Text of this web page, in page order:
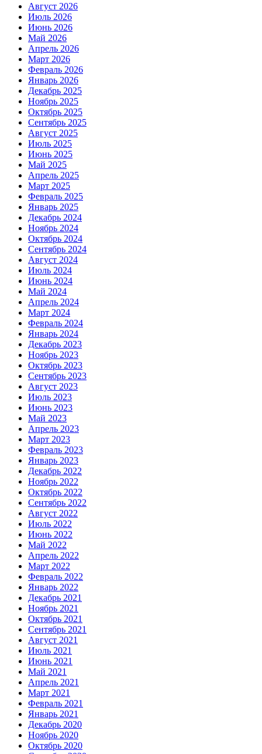
Август 2026
Июль 2026
Июнь 2026
Май 2026
Апрель 2026
Март 2026
Февраль 2026
Январь 2026
Декабрь 2025
Ноябрь 2025
Октябрь 2025
Сентябрь 2025
Август 2025
Июль 2025
Июнь 2025
Май 2025
Апрель 2025
Март 2025
Февраль 2025
Январь 2025
Декабрь 2024
Ноябрь 2024
Октябрь 2024
Сентябрь 2024
Август 2024
Июль 2024
Июнь 2024
Май 2024
Апрель 2024
Март 2024
Февраль 2024
Январь 2024
Декабрь 2023
Ноябрь 2023
Октябрь 2023
Сентябрь 2023
Август 2023
Июль 2023
Июнь 2023
Май 2023
Апрель 2023
Март 2023
Февраль 2023
Январь 2023
Декабрь 2022
Ноябрь 2022
Октябрь 2022
Сентябрь 2022
Август 2022
Июль 2022
Июнь 2022
Май 2022
Апрель 2022
Март 2022
Февраль 2022
Январь 2022
Декабрь 2021
Ноябрь 2021
Октябрь 2021
Сентябрь 2021
Август 2021
Июль 2021
Июнь 2021
Май 2021
Апрель 2021
Март 2021
Февраль 2021
Январь 2021
Декабрь 2020
Ноябрь 2020
Октябрь 2020